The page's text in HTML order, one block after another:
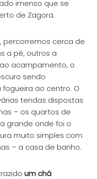
imenso que se
de Zagora.
percorremos cerca de
a pé, outros a
acampamento, o
sendo
ao centro. O
tendas dispostas
– os quartos de
grande onde foi o
muito simples com
– a casa de banho.
um chá